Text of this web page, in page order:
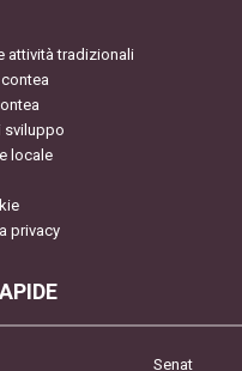
attività tradizionali
sviluppo
locale
privacy
Senat